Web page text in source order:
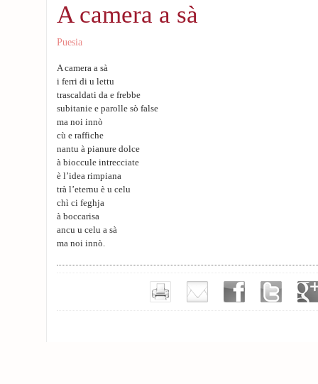
A camera a sà
Puesia
A camera a sà
i ferri di u lettu
trascaldati da e frebbe
subitanie e parolle sò false
ma noi innò
cù e raffiche
nantu à pianure dolce
à bioccule intrecciate
è l’idea rimpiana
trà l’eternu è u celu
chì ci feghja
à boccarisa
ancu u celu a sà
ma noi innò.